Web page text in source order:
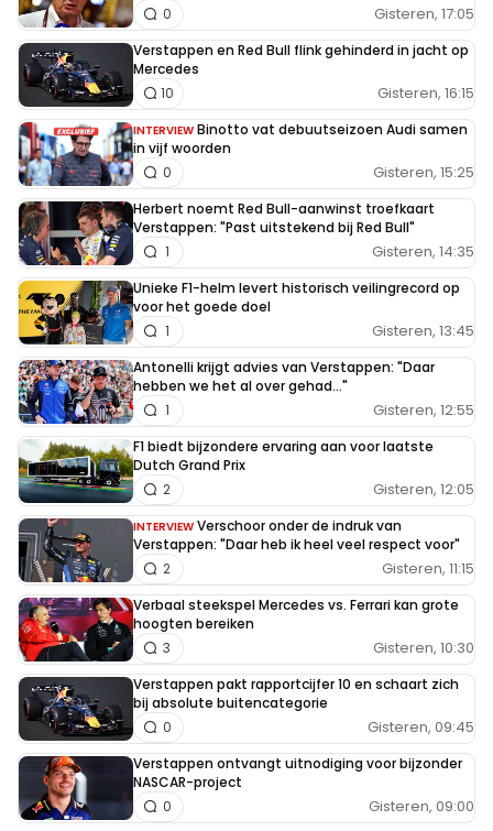
Gisteren, 17:05
0
Verstappen en Red Bull flink gehinderd in jacht op
Mercedes
Gisteren, 16:15
10
INTERVIEW Binotto vat debuutseizoen Audi samen
in vijf woorden
Gisteren, 15:25
0
Herbert noemt Red Bull-aanwinst troefkaart
Verstappen: "Past uitstekend bij Red Bull"
Gisteren, 14:35
1
Unieke F1-helm levert historisch veilingrecord op
voor het goede doel
Gisteren, 13:45
1
Antonelli krijgt advies van Verstappen: "Daar
hebben we het al over gehad..."
Gisteren, 12:55
1
F1 biedt bijzondere ervaring aan voor laatste
Dutch Grand Prix
Gisteren, 12:05
2
INTERVIEW Verschoor onder de indruk van
Verstappen: "Daar heb ik heel veel respect voor"
Gisteren, 11:15
2
Verbaal steekspel Mercedes vs. Ferrari kan grote
hoogten bereiken
Gisteren, 10:30
3
Verstappen pakt rapportcijfer 10 en schaart zich
bij absolute buitencategorie
Gisteren, 09:45
0
Verstappen ontvangt uitnodiging voor bijzonder
NASCAR-project
Gisteren, 09:00
0